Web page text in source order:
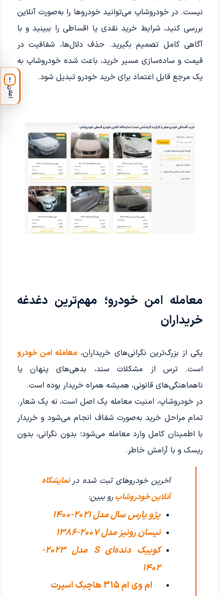
نیست. در خودروشاپ می‌توانید خودروها را به‌صورت آنلاین
بررسی کنید، شرایط خرید نقدی یا اقساطی را ببینید و با
آگاهی کامل تصمیم بگیرید. حذف دلال‌ها، شفافیت در
قیمت و ساده‌سازی مسیر خرید، باعث شده خودروشاپ به
یک مرجع قابل اعتماد برای خرید خودرو تبدیل شود.
معامله امن خودرو؛ مهم‌ترین دغدغه
خریداران
یکی از بزرگ‌ترین نگرانی‌های خریداران، معامله امن خودرو
است. ترس از مشکلات سند، بدهی‌های پنهان یا
ناهماهنگی‌های قانونی، همیشه همراه خریدار بوده است.
در خودروشاپ، امنیت معامله یک اصل است، نه یک شعار.
تمام مراحل خرید به‌صورت شفاف انجام می‌شود و خریدار
با اطمینان کامل وارد معامله می‌شود؛ بدون نگرانی، بدون
ریسک و با آرامش خاطر.
آخرین خودروهای ثبت شده در نمایشگاه
آنلاین خودروشاپرو ببین:
پژو پارس سال مدل 2021-1400
نیسان رونیز مدل 2007-1386
کوییک دنده‌ای S مدل 2023-
1402
ام وی ام 315 هاچبک اسپرت
!
اعلان